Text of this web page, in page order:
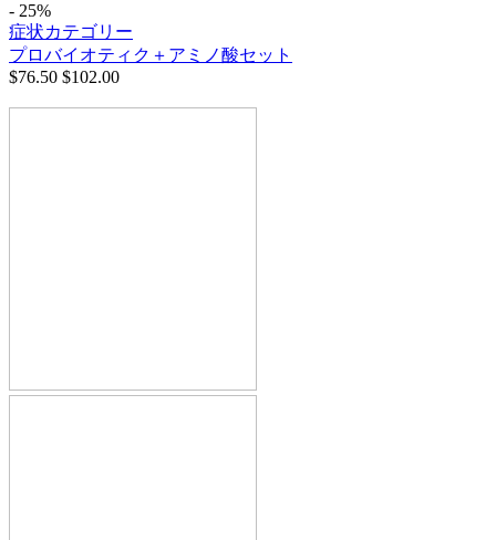
- 25%
症状カテゴリー
プロバイオティク＋アミノ酸セット
$76.50 $102.00